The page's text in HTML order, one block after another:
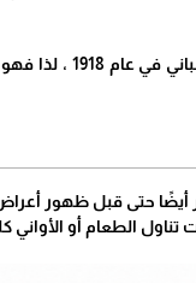
وأضاف الدكتور هوربي "إن معدل
أيضًا حتى قبل ظهور
الطعام أو الأواني